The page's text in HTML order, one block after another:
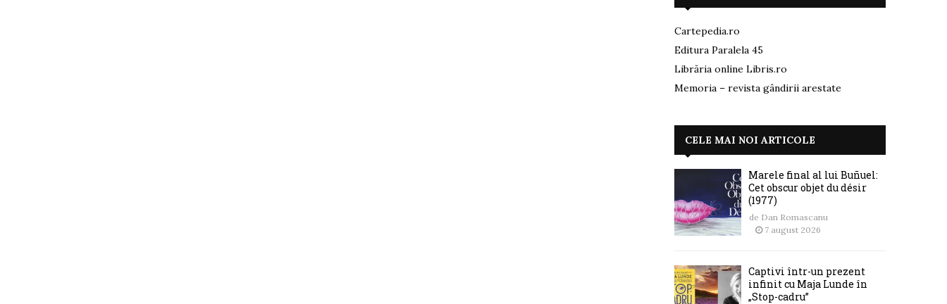
Cartepedia.ro
Editura Paralela 45
Librăria online Libris.ro
Memoria – revista gândirii arestate
CELE MAI NOI ARTICOLE
Marele final al lui Buñuel:
Cet obscur objet du désir
(1977)
de Dan Romascanu
7 august 2026
Captivi într-un prezent
infinit cu Maja Lunde în
„Stop-cadru”